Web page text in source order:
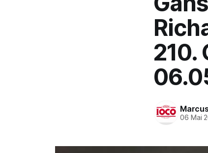
210.
06 Mai